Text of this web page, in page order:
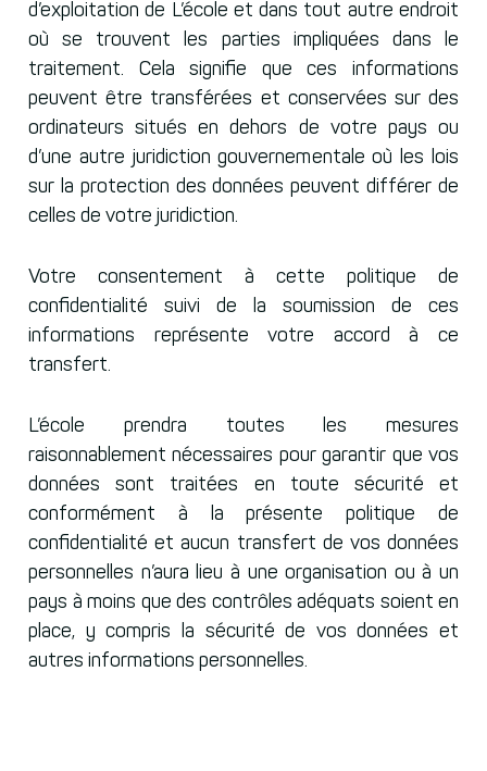
d’exploitation de L’école et dans tout autre endroit
où se trouvent les parties impliquées dans le
traitement. Cela signifie que ces informations
peuvent être transférées et conservées sur des
ordinateurs situés en dehors de votre pays ou
d’une autre juridiction gouvernementale où les lois
sur la protection des données peuvent différer de
celles de votre juridiction.
Votre consentement à cette politique de
confidentialité suivi de la soumission de ces
informations représente votre accord à ce
transfert.
L’école prendra toutes les mesures
raisonnablement nécessaires pour garantir que vos
données sont traitées en toute sécurité et
conformément à la présente politique de
confidentialité et aucun transfert de vos données
personnelles n’aura lieu à une organisation ou à un
pays à moins que des contrôles adéquats soient en
place, y compris la sécurité de vos données et
autres informations personnelles.